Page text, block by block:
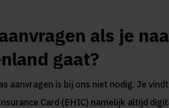
als je
gaat?
aanvragen is bij ons niet nodig. Je
Card (EHIC) namelijk altijd